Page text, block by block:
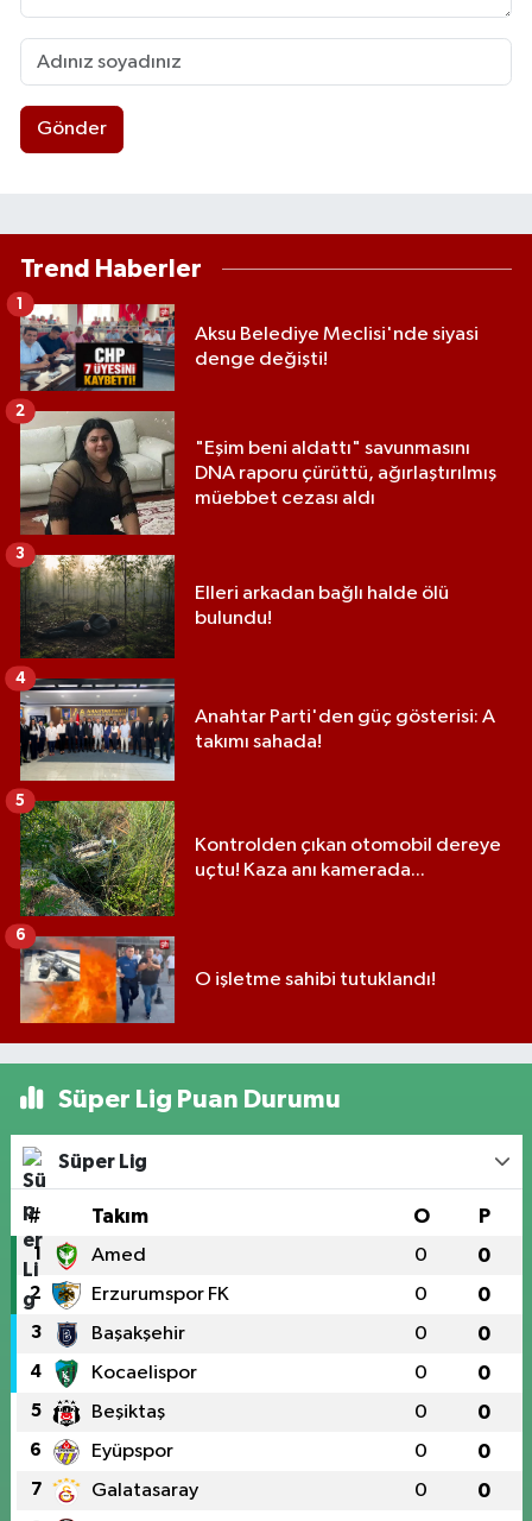
Gönder
Trend Haberler
Aksu Belediye Meclisi'nde siyasi
denge değişti!
1
"Eşim beni aldattı" savunmasını
DNA raporu çürüttü, ağırlaştırılmış
müebbet cezası aldı
2
Elleri arkadan bağlı halde ölü
bulundu!
3
Anahtar Parti'den güç gösterisi: A
takımı sahada!
4
Kontrolden çıkan otomobil dereye
uçtu! Kaza anı kamerada...
5
O işletme sahibi tutuklandı!
6
Süper Lig Puan Durumu
Süper Lig
# Takım O P
1 Amed 0 0
2 Erzurumspor FK 0 0
3 Başakşehir 0 0
4 Kocaelispor 0 0
5 Beşiktaş 0 0
6 Eyüpspor 0 0
7 Galatasaray 0 0